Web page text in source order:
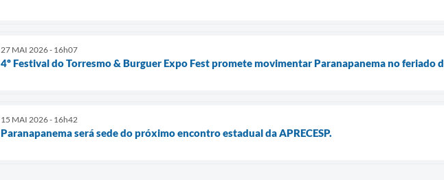
27 MAI 2026 - 16h07
4º Festival do Torresmo & Burguer Expo Fest promete movimentar Paranapanema no feriado
15 MAI 2026 - 16h42
Paranapanema será sede do próximo encontro estadual da APRECESP.